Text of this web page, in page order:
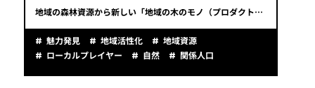
地域の森林資源から新しい「地域の木のモノ（プロダクト）」を生み出すプロジェクト「木曽の木のモノ プロジェクト」
魅力発見 地域活性化
地域資源
ローカルプレイヤー
自然 関係人口